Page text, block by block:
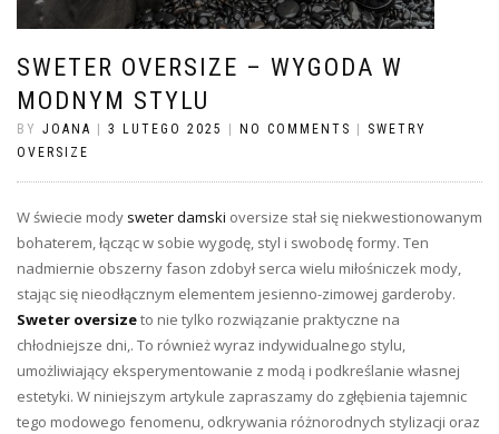
SWETER OVERSIZE – WYGODA W
MODNYM STYLU
BY JOANA 3 LUTEGO 2025 NO COMMENTS
SWETRY
OVERSIZE
W świecie mody sweter damski oversize stał się niekwestionowanym
bohaterem, łącząc w sobie wygodę, styl i swobodę formy. Ten
nadmiernie obszerny fason zdobył serca wielu miłośniczek mody,
stając się nieodłącznym elementem jesienno-zimowej garderoby.
Sweter oversizeto nie tylko rozwiązanie praktyczne na
chłodniejsze dni,. To również wyraz indywidualnego stylu,
umożliwiający eksperymentowanie z modą i podkreślanie własnej
estetyki. W niniejszym artykule zapraszamy do zgłębienia tajemnic
tego modowego fenomenu, odkrywania różnorodnych stylizacji oraz